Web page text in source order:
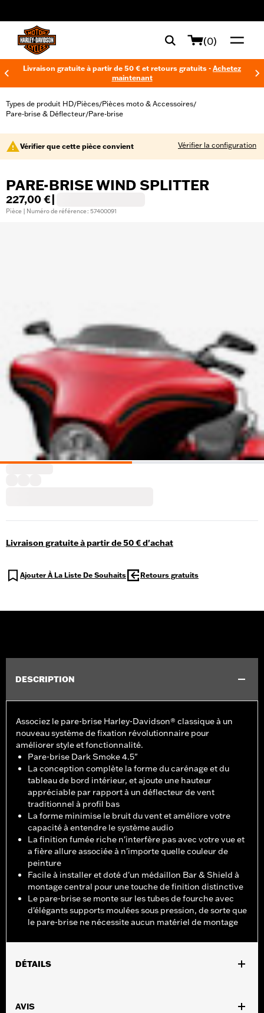
(0)
Livraison gratuite à partir de 50 € et retours gratuits - Achetez
maintenant
Types de produit HD/Pièces/Pièces moto & Accessoires/
Pare-brise & Déflecteur/Pare-brise
Vérifier que cette pièce convient Vérifier la configuration
PARE-BRISE WIND SPLITTER
227,00 €
Pièce | Numéro de référence : 57400091
Livraison gratuite à partir de 50 € d'achat
Ajouter À La Liste De Souhaits Retours gratuits
DESCRIPTION
Associez le pare-brise Harley-Davidson® classique à un
nouveau système de fixation révolutionnaire pour
améliorer style et fonctionnalité.
Pare-brise Dark Smoke 4.5"
La conception complète la forme du carénage et du
tableau de bord intérieur, et ajoute une hauteur
appréciable par rapport à un déflecteur de vent
traditionnel à profil bas
La forme minimise le bruit du vent et améliore votre
capacité à entendre le système audio
La finition fumée riche n'interfère pas avec votre vue et
a fière allure associée à n'importe quelle couleur de
peinture
Facile à installer et doté d'un médaillon Bar & Shield à
montage central pour une touche de finition distinctive
Le pare-brise se monte sur les tubes de fourche avec
d'élégants supports moulées sous pression, de sorte que
le pare-brise ne nécessite aucun matériel de montage
DÉTAILS
1996 à 2013. Incompatible avec le système de navigation GPS
AVIS